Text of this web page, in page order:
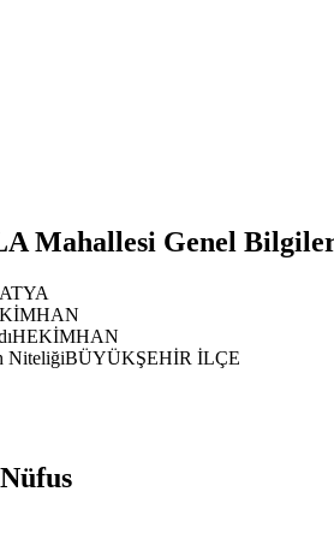
Mahallesi Genel
HEKİMHAN
NiteliğiBÜYÜKŞEHİR İLÇE